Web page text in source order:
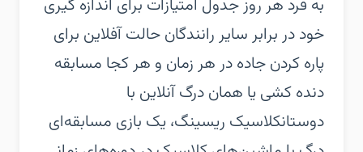
به فرد هر روز‏ جدول امتیازات برای اندازه گیری
خود در برابر سایر رانندگان‏ حالت آفلاین برای
پاره کردن جاده در هر زمان و هر کجا‏ مسابقه
دنده کشی یا همان درگ آنلاین با
دوستان‏کلاسیک ریسینگ، یک بازی مسابقه‌ای